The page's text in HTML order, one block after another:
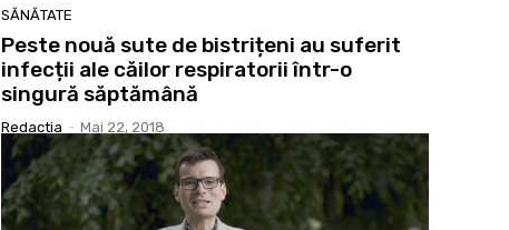
SĂNĂTATE
Peste nouă sute de bistrițeni au suferit
infecții ale căilor respiratorii într-o
singură săptămână
Redactia - Mai 22, 2018